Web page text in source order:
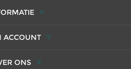
ACCOUNT
ONS